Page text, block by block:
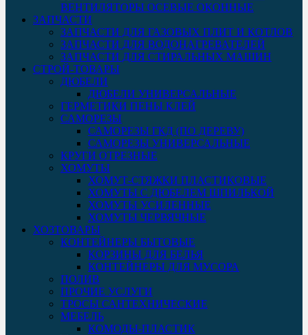
ВЕНТИЛЯТОРЫ ОСЕВЫЕ ОКОННЫЕ
ЗАПЧАСТИ
ЗАПЧАСТИ ДЛЯ ГАЗОВЫХ ПЛИТ И КОТЛОВ
ЗАПЧАСТИ ДЛЯ ВОДОНАГРЕВАТЕЛЕЙ
ЗАПЧАСТИ ДЛЯ СТИРАЛЬНЫХ МАШИН
СТРОЙ-ТОВАРЫ
ДЮБЕЛИ
ДЮБЕЛИ УНИВЕРСАЛЬНЫЕ
ГЕРМЕТИКИ ПЕНЫ КЛЕЙ
САМОРЕЗЫ
САМОРЕЗЫ ГКД (ПО ДЕРЕВУ)
САМОРЕЗЫ УНИВЕРСАЛЬНЫЕ
КРУГИ ОТРЕЗНЫЕ
ХОМУТЫ
ХОМУТ-СТЯЖКИ ПЛАСТИКОВЫЕ
ХОМУТЫ С ДЮБЕЛЕМ ШПИЛЬКОЙ
ХОМУТЫ УСИЛЕННЫЕ
ХОМУТЫ ЧЕРВЯЧНЫЕ
ХОЗТОВАРЫ
КОНТЕЙНЕРЫ БЫТОВЫЕ
КОРЗИНЫ ДЛЯ БЕЛЬЯ
КОНТЕЙНЕРЫ ДЛЯ МУСОРА
ПОЛИВ
ПРОЧИЕ УСЛУГИ
ТРОСЫ САНТЕХНИЧЕСКИЕ
МЕБЕЛЬ
КОМОДЫ-ПЛАСТИК